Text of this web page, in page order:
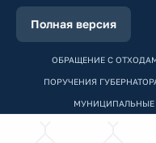
Полная версия
ОБРАЩЕНИЕ С
ПОРУЧЕНИЯ
МУНИЦИПАЛЬНЫЕ